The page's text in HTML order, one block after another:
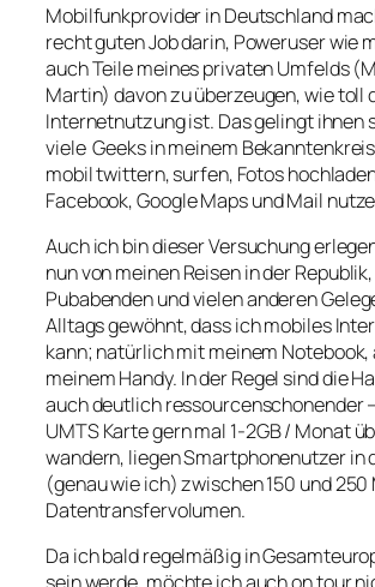
Mobilfunkprovider in Deutschland
recht guten Job darin, Poweruser wie
auch Teile meines privaten Umfelds
Martin) davon zu überzeugen, wie toll
Internetnutzung ist. Das gelingt ihnen
viele Geeks in meinem
mobil twittern, surfen, Fotos
Facebook, Google Maps und Mail
Auch ich bin dieser Versuchung
nun von meinen Reisen in der
Pubabenden und vielen anderen
Alltags gewöhnt, dass ich mobiles
kann; natürlich mit meinem
meinem Handy. In der Regel sind die
auch deutlich ressourcenschonender
UMTS Karte gern mal 1-2GB / Monat
wandern, liegen Smartphonenutzer in
(genau wie ich) zwischen 150 und 250
Datentransfervolumen.
Da ich bald regelmäßig in